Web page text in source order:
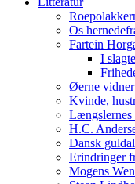
Os
Fartein
I
Øerne vidner
Kvinde,
Længslernes
H.C.
Dansk
Erindringer
Mogens